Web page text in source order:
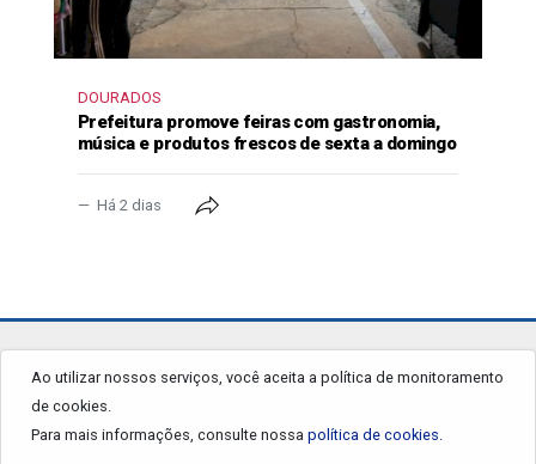
DOURADOS
Prefeitura promove feiras com gastronomia,
música e produtos frescos de sexta a domingo
Há 2 dias
Ao utilizar nossos serviços, você aceita a política de monitoramento
de cookies.
Para mais informações, consulte nossa política de cookies.
jornalgrandourados.com.br